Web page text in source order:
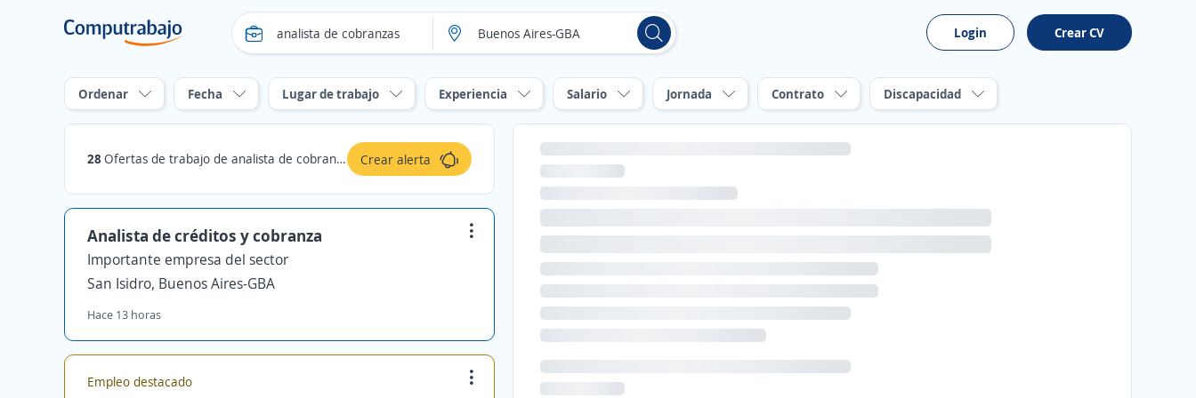
Login Crear CV
Ordenar Fecha Lugar de trabajo Experiencia Salario Jornada Contrato Discapacidad
28 Ofertas de trabajo de analista de cobranzas en Buenos Aires-GBA Crear alerta
Analista de créditos y cobranza
Importante empresa del sector
San Isidro, Buenos Aires-GBA
Hace 13 horas
Empleo destacado